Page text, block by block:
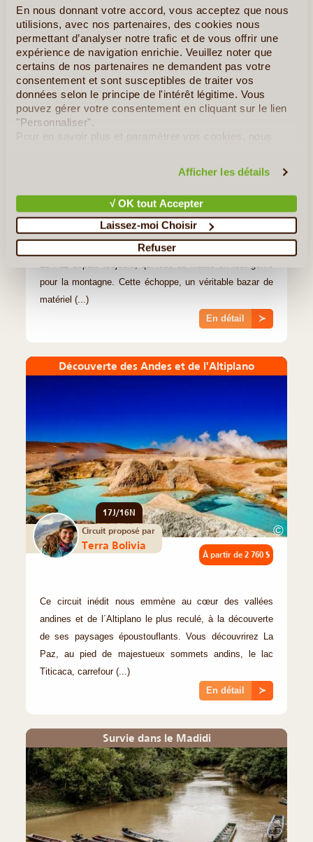
En nous donnant votre accord, vous acceptez que nous
utilisions, avec nos partenaires, des cookies nous
permettant d’analyser notre trafic et de vous offrir une
expérience de navigation enrichie. Veuillez noter que
certains de nos partenaires ne demandent pas votre
consentement et sont susceptibles de traiter vos
données selon le principe de l'intérêt légitime. Vous
pouvez gérer votre consentement en cliquant sur le lien
"Personnaliser".
Pour en savoir plus et paramétrer vos cookies, nous
Afficher les détails
√ OK tout Accepter
Laissez-moi Choisir
Refuser
Rendez-vous au “base camp” sur la calle Illampu, au-
dessus du vendeur de poulets. Il y a un Suisse, installé à
pour la montagne. Cette échoppe, un véritable bazar de
matériel (...)
En détail ≻
Découverte des Andes et de l'Altiplano
©
17J/16N
Circuit proposé par
Terra Bolivia
À partir de 2 760 $
Ce circuit inédit nous emmène au cœur des vallées
andines et de l´Altiplano le plus reculé, à la découverte
de ses paysages époustouflants. Vous découvrirez La
Paz, au pied de majestueux sommets andins, le lac
Titicaca, carrefour (...)
En détail ≻
Survie dans le Madidi